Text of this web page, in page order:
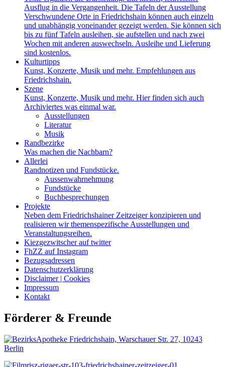
Ausflug in die Vergangenheit. Die Tafeln der Ausstellung
Verschwundene Orte in Friedrichshain können auch einzeln
und unabhängig voneinander gezeigt werden. Sie können sich
bis zu fünf Tafeln ausleihen, sie aufstellen und nach zwei
Wochen mit anderen auswechseln. Ausleihe und Lieferung
sind kostenlos.
Kulturtipps
Kunst, Konzerte, Musik und mehr. Empfehlungen aus
Friedrichshain.
Szene
Kunst, Konzerte, Musik und mehr. Hier finden sich auch
Archiviertes was einmal war.
Ausstellungen
Literatur
Musik
Randbezirke
Was machen die Nachbarn?
Allerlei
Randnotizen und Fundstücke.
Aussenwahrnehmung
Fundstücke
Buchbesprechungen
Projekte
Neben dem Friedrichshainer Zeitzeiger konzipieren und
realisieren wir themenspezifische Ausstellungen und
Veranstaltungsreihen.
Kiezgezwitscher auf twitter
FhZZ auf Instagram
Bezugsadressen
Datenschutzerklärung
Disclaimer | Cookies
Impressum
Kontakt
Förderer & Freunde